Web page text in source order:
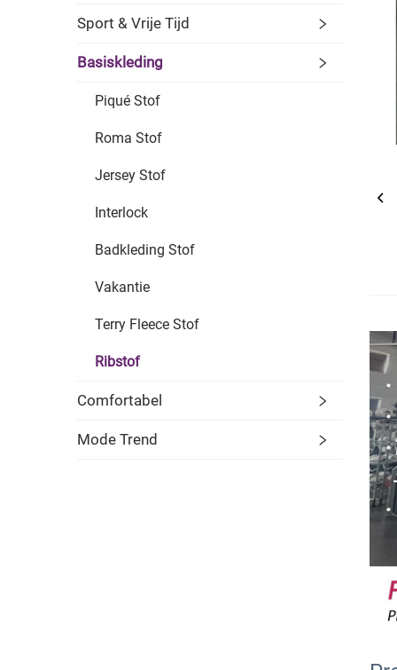
Sport & Vrije Tijd
Basiskleding
Piqué Stof
Roma Stof
Jersey Stof
Interlock
Badkleding Stof
Vakantie
Terry Fleece Stof
Ribstof
Comfortabel
Mode Trend